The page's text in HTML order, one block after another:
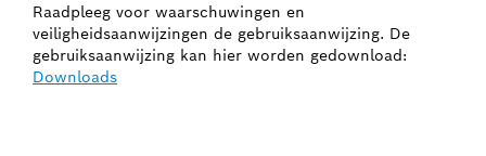
Raadpleeg voor waarschuwingen en
veiligheidsaanwijzingen de gebruiksaanwijzing. De
gebruiksaanwijzing kan hier worden gedownload:
Downloads